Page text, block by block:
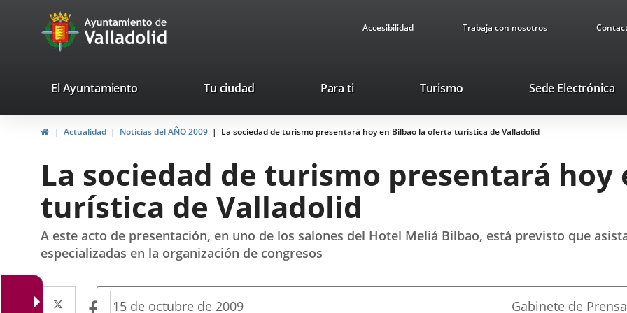
Portal
Web
Ayuntamiento
de
Accesibilidad Trabaja con nosotros
valladolid.es
El Ayuntamiento Tu ciudad Para ti TurismoThis
will
open
pop-
Sede Electrónica
HomeActualidad Noticias del AÑO 2009 La sociedad de turismo presentará hoy en Bilbao la oferta turística de Valladolid
La sociedad de turismo presentará
turística de Valladolid
A este acto de presentación, en uno de los salones del Hotel Meliá Bilbao, está previsto que
especializadas en la organización de congresos
Twitter
EnlaceFacebook
Enlace
Fecha
15 de octubre de 2009 Fuente
Gabinete de Prensa